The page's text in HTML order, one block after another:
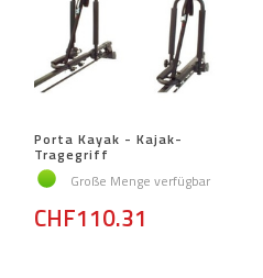
Porta Kayak - Kajak-
Tragegriff
Große Menge verfügbar
CHF110.31